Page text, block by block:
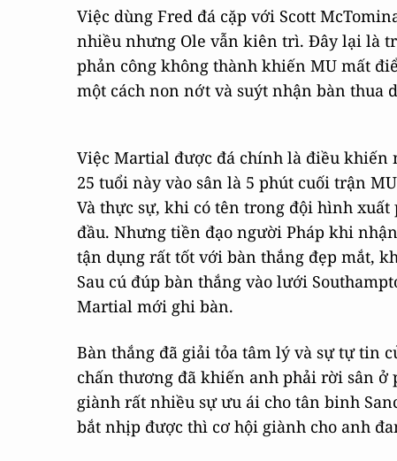
Việc dùng Fred đá cặp với Scott
nhiều nhưng Ole vẫn kiên trì. Đây lại là
phản công không thành khiến MU mất
một cách non nớt và suýt nhận bàn thua
Việc Martial được đá chính là điều
25 tuổi này vào sân là 5 phút cuối trận
Và thực sự, khi có tên trong đội hình
đầu. Nhưng tiền đạo người Pháp khi
tận dụng rất tốt với bàn thắng đẹp mắt,
Sau cú đúp bàn thắng vào lưới
Martial mới ghi bàn.
Bàn thắng đã giải tỏa tâm lý và sự tự tin
chấn thương đã khiến anh phải rời sân ở
giành rất nhiều sự ưu ái cho tân binh
bắt nhịp được thì cơ hội giành cho anh